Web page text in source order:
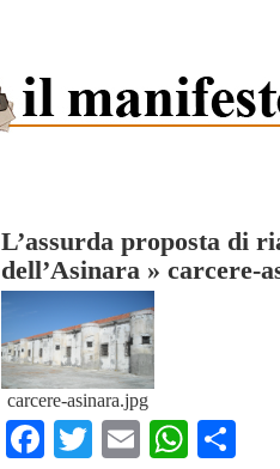
L’assurda proposta di
dell’Asinara » carcere-
carcere-asinara.jpg
Facebook
TwitterEmail